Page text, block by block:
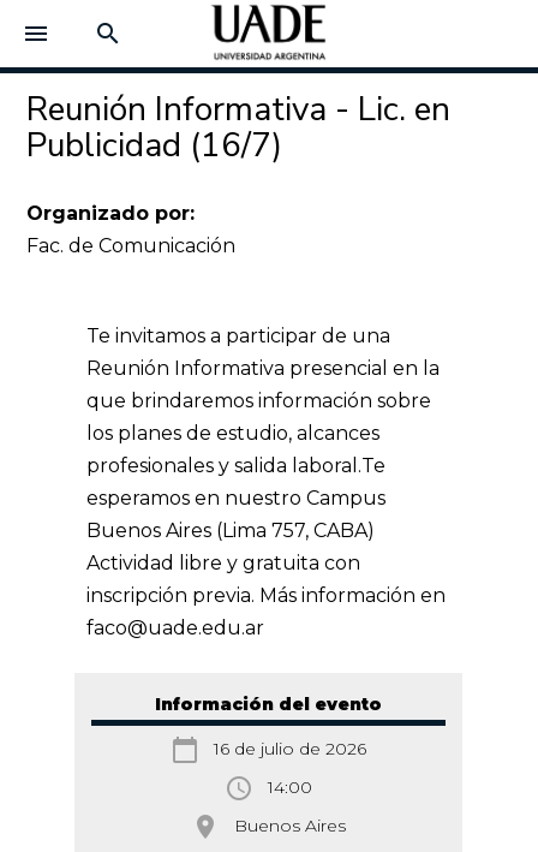
menu search
Reunión Informativa - Lic. en
Publicidad (16/7)
Organizado por:
Fac. de Comunicación
Información del evento
calendar_today 16 de julio de 2026
access_time 14:00
room Buenos Aires
Te invitamos a participar de una
Reunión Informativa presencial en la
que brindaremos información sobre
los planes de estudio, alcances
profesionales y salida laboral.Te
esperamos en nuestro Campus
Buenos Aires (Lima 757, CABA)
Actividad libre y gratuita con
inscripción previa. Más información en
faco@uade.edu.ar